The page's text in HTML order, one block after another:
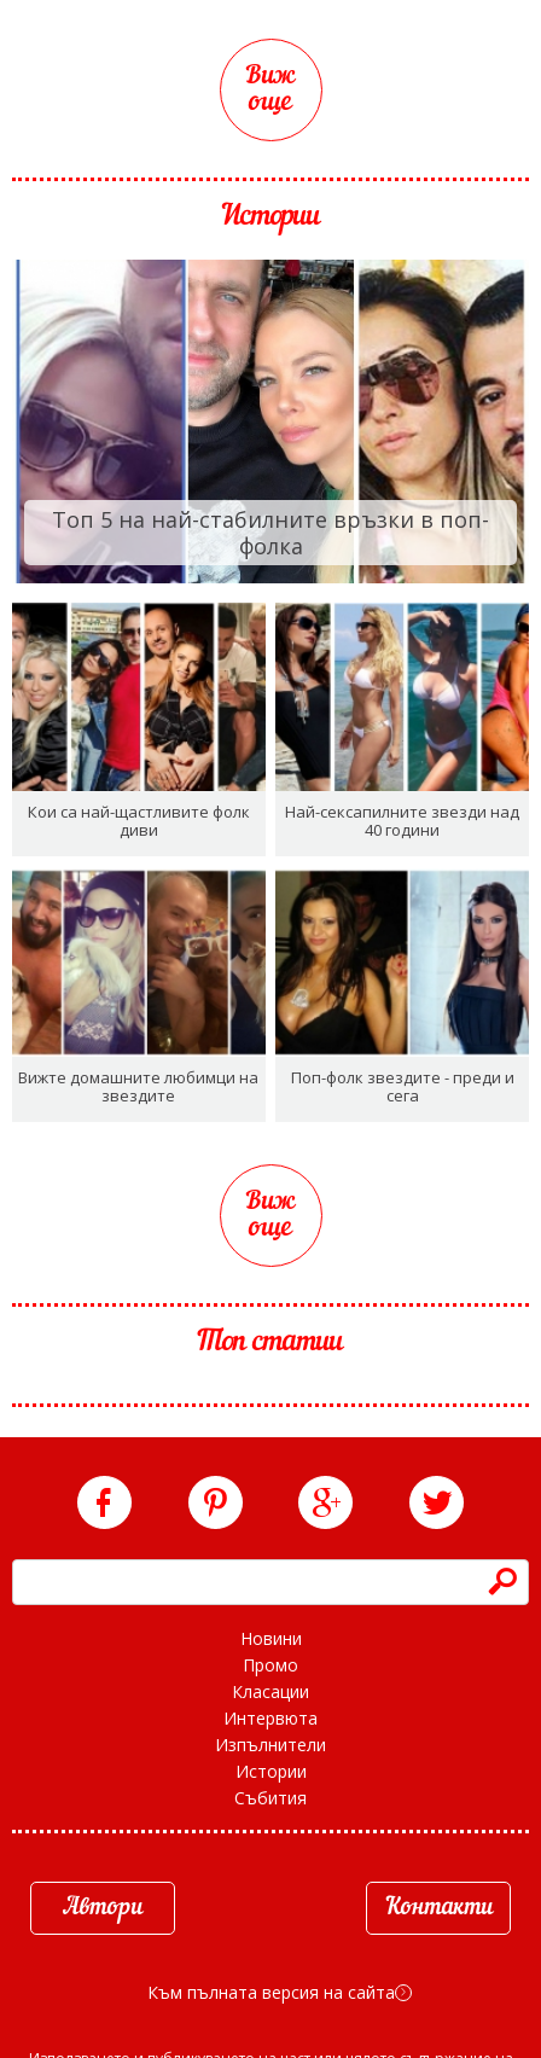
Виж
още
Истории
Топ 5 на най-стабилните връзки в поп-
фолка
Кои са най-щастливите фолк
диви
Най-сексапилните звезди над
40 години
Вижте домашните любимци на
звездите
Поп-фолк звездите - преди и
сега
Виж
още
Топ статии
h
Новини
Промо
Класации
Интервюта
Изпълнители
Истории
Събития
Автори Контакти
Към пълната версия на сайта d